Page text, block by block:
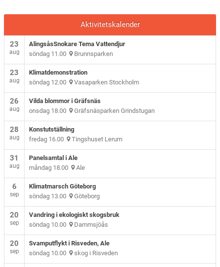
Aktivitetskalender
23
aug
AlingsåsSnokare Tema Vattendjur
söndag 11.00 Brunnsparken
23
aug
Klimatdemonstration
söndag 12.00 Vasaparken Stockholm
26
aug
Vilda blommor i Gräfsnäs
onsdag 18.00 Gräfsnäsparken Grindstugan
28
aug
Konstutställning
fredag 16.00 Tingshuset Lerum
31
aug
Panelsamtal i Ale
måndag 18.00 Ale
6
sep
Klimatmarsch Göteborg
söndag 13.00 Göteborg
20
sep
Vandring i ekologiskt skogsbruk
söndag 10.00 Dammsjöås
20
sep
Svamputflykt i Risveden, Ale
söndag 10.00 skog i Risveden